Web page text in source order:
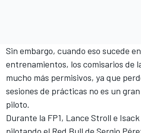
Sin embargo, cuando eso sucede
entrenamientos, los comisarios de
mucho más permisivos, ya que
sesiones de prácticas no es un
piloto.
Durante la FP1, Lance Stroll e